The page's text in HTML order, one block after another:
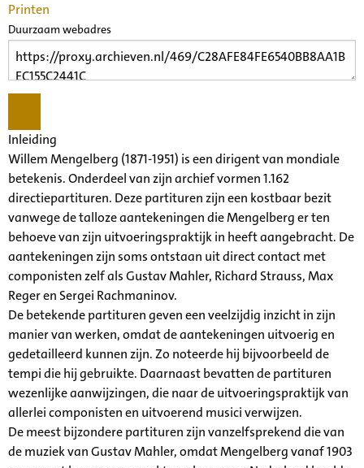
Printen
Duurzaam webadres
Inleiding
Willem Mengelberg (1871-1951) is een dirigent van mondiale
betekenis. Onderdeel van zijn archief vormen 1.162
directiepartituren. Deze partituren zijn een kostbaar bezit
vanwege de talloze aantekeningen die Mengelberg er ten
behoeve van zijn uitvoeringspraktijk in heeft aangebracht. De
aantekeningen zijn soms ontstaan uit direct contact met
componisten zelf als Gustav Mahler, Richard Strauss, Max
Reger en Sergei Rachmaninov.
De betekende partituren geven een veelzijdig inzicht in zijn
manier van werken, omdat de aantekeningen uitvoerig en
gedetailleerd kunnen zijn. Zo noteerde hij bijvoorbeeld de
tempi die hij gebruikte. Daarnaast bevatten de partituren
wezenlijke aanwijzingen, die naar de uitvoeringspraktijk van
allerlei componisten en uitvoerend musici verwijzen.
De meest bijzondere partituren zijn vanzelfsprekend die van
de muziek van Gustav Mahler, omdat Mengelberg vanaf 1903